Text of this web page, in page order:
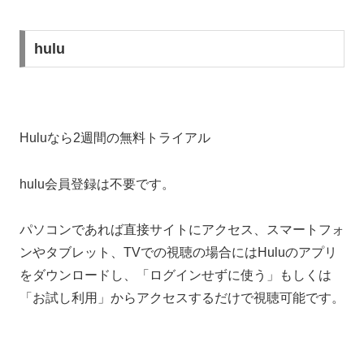
hulu
Huluなら2週間の無料トライアル
hulu会員登録は不要です。
パソコンであれば直接サイトにアクセス、スマートフォ
ンやタブレット、TVでの視聴の場合にはHuluのアプリ
をダウンロードし、「ログインせずに使う」もしくは
「お試し利用」からアクセスするだけで視聴可能です。